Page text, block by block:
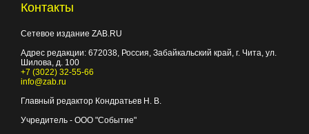
Контакты
Сетевое издание ZAB.RU
Адрес редакции: 672038, Россия, Забайкальский край, г. Чита, ул.
Шилова, д. 100
+7 (3022) 32-55-66
info@zab.ru
Главный редактор Кондратьев Н. В.
Учредитель - ООО "Событие"